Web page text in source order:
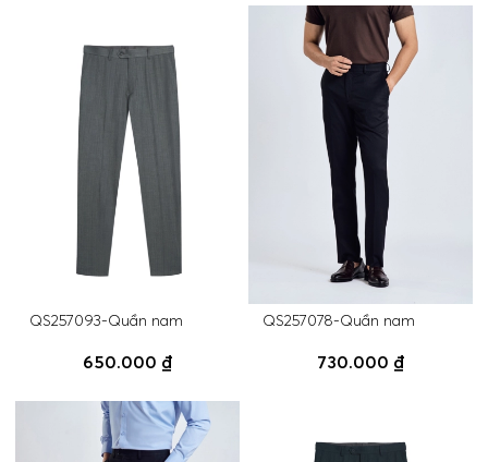
QS257093-Quần nam
650.000 ₫
QS257078-Quần nam
730.000 ₫